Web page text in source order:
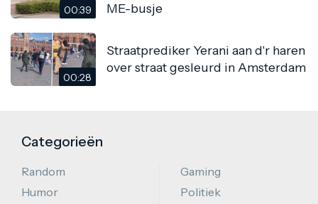
00:39
ME-busje
00:28
Straatprediker Yerani aan d'r haren
over straat gesleurd in Amsterdam
Categorieën
Random
Humor
Gaming
Politiek